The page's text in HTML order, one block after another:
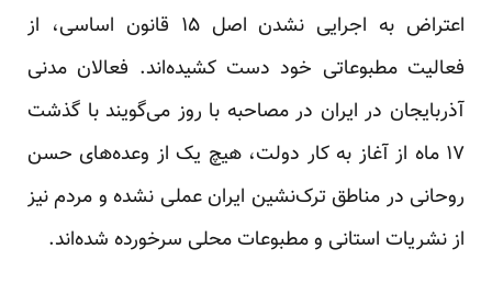
اعتراض به اجرایی نشدن اصل ۱۵ قانون اساسی، از
فعالیت مطبوعاتی خود دست کشیده‌اند. فعالان مدنی
آذربایجان در ایران در مصاحبه با روز می‌گویند با گذشت
۱۷ ماه از آغاز به کار دولت، هیچ یک از وعده‌های حسن
روحانی در مناطق ترک‌نشین ایران عملی نشده و مردم نیز
از نشریات استانی و مطبوعات محلی سرخورده شده‌اند.